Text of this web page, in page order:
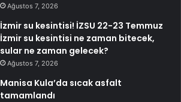
Ağustos 7, 2026
İzmir su kesintisi! İZSU 22-23 Temmuz
İzmir su kesintisi ne zaman bitecek,
sular ne zaman gelecek?
Ağustos 7, 2026
Manisa Kula’da sıcak asfalt
tamamlandı